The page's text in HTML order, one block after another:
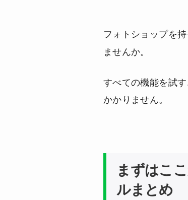
フォトショップを
ませんか。
すべての機能を試
かかりません。
まずはこ
ルまとめ